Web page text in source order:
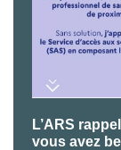
L’ARS
vous avez